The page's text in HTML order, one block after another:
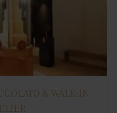
& WALK-IN